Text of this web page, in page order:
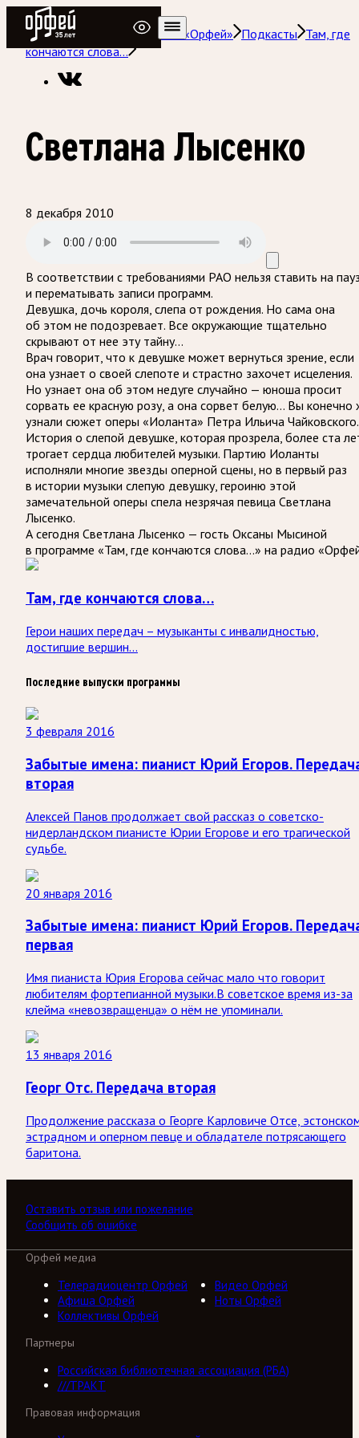
Радио Орфей
Радио классической музыки «Орфей» Подкасты Там, где
кончаются слова…
Светлана Лысенко
8 декабря 2010
В соответствии с требованиями РАО нельзя ставить на
и перематывать записи программ.
Девушка, дочь короля, слепа от рождения. Но сама она
об этом не подозревает. Все окружающие тщательно
скрывают от нее эту тайну…
Врач говорит, что к девушке может вернуться зрение, если
она узнает о своей слепоте и страстно захочет исцеления.
Но узнает она об этом недуге случайно — юноша просит
сорвать ее красную розу, а она сорвет белую… Вы конечно
узнали сюжет оперы «Иоланта» Петра Ильича Чайковского.
История о слепой девушке, которая прозрела, более ста
трогает сердца любителей музыки. Партию Иоланты
исполняли многие звезды оперной сцены, но в первый раз
в истории музыки слепую девушку, героиню этой
замечательной оперы спела незрячая певица Светлана
Лысенко.
А сегодня Светлана Лысенко — гость Оксаны Мысиной
в программе «Там, где кончаются слова…» на радио
Там, где кончаются слова…
Герои наших передач – музыканты с инвалидностью,
достигшие вершин...
Последние выпуски программы
3 февраля 2016
Забытые имена: пианист Юрий Егоров.
вторая
Алексей Панов продолжает свой рассказ о советско-
нидерландском пианисте Юрии Егорове и его трагической
судьбе.
20 января 2016
Забытые имена: пианист Юрий Егоров.
первая
Имя пианиста Юрия Егорова сейчас мало что говорит
любителям фортепианной музыки.В советское время из-за
клейма «невозвращенца» о нём не упоминали.
13 января 2016
Георг Отс. Передача вторая
Продолжение рассказа о Георге Карловиче Отсе,
эстрадном и оперном певце и обладателе потрясающего
баритона.
Оставить отзыв или пожелание
Сообщить об ошибке
Орфей медиа
Телерадиоцентр Орфей
Видео Орфей
Афиша Орфей
Ноты Орфей
Коллективы Орфей
Партнеры
Российская библиотечная ассоциация (РБА)
///ТРАКТ
Правовая информация